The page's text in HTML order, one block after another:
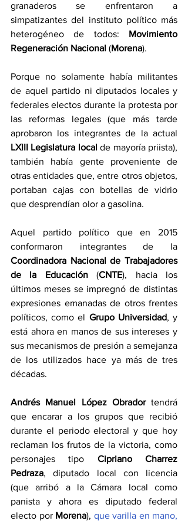
granaderos se enfrentaron a
simpatizantes del instituto político más
heterogéneo de todos: Movimiento
Regeneración Nacional (Morena).
Porque no solamente había militantes
de aquel partido ni diputados locales y
federales electos durante la protesta por
las reformas legales (que más tarde
LXIII Legislatura local de mayoría priista),
también había gente proveniente de
otras entidades que, entre otros objetos,
portaban cajas con botellas de vidrio
que desprendían olor a gasolina.
Aquel partido político que en 2015
Coordinadora Nacional de Trabajadores
de la Educación (CNTE), hacia los
últimos meses se impregnó de distintas
expresiones emanadas de otros frentes
políticos, como el Grupo Universidad, y
está ahora en manos de sus intereses y
sus mecanismos de presión a semejanza
de los utilizados hace ya más de tres
décadas.
Andrés Manuel López Obrador tendrá
que encarar a los grupos que recibió
durante el periodo electoral y que hoy
reclaman los frutos de la victoria, como
personajes tipo Cipriano Charrez
Pedraza, diputado local con licencia
(que arribó a la Cámara local como
panista y ahora es diputado federal
electo por Morena), que varilla en mano,